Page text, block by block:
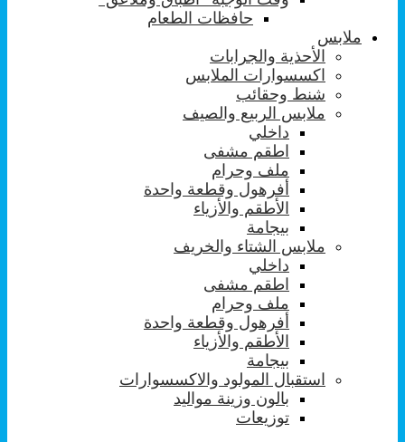
حافظات الطعام
ملابس
الأحذية والجرابات
اكسسوارات الملابس
شنط وحقائب
ملابس الربيع والصيف
داخلي
اطقم مشفى
ملف وحرام
أفرهول وقطعة واحدة
الأطقم والأزياء
بيجامة
ملابس الشتاء والخريف
داخلي
اطقم مشفى
ملف وحرام
أفرهول وقطعة واحدة
الأطقم والأزياء
بيجامة
استقبال المولود والاكسسوارات
بالون وزينة مواليد
توزيعات